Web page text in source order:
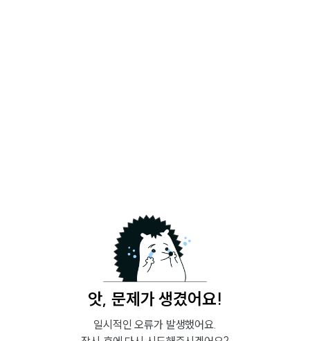
앗, 문제가 생겼어요!
일시적인 오류가 발생했어요.